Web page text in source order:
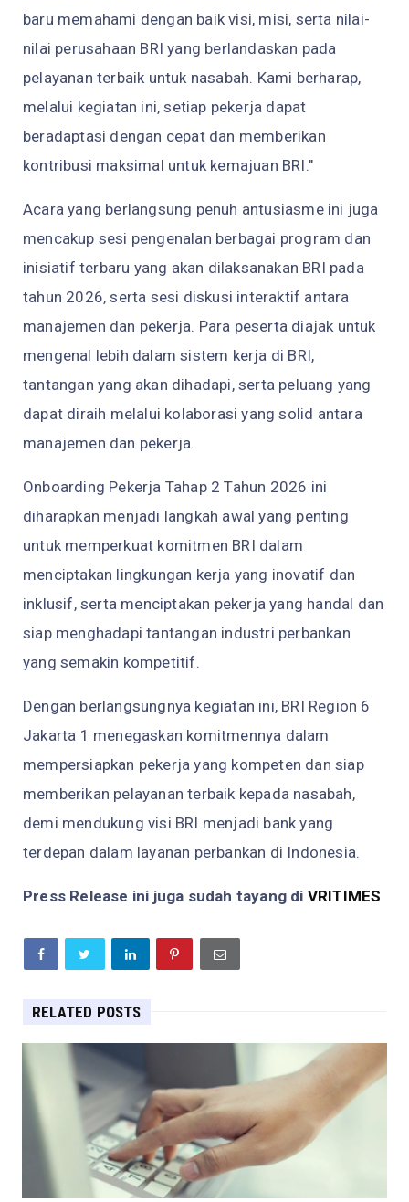
baru memahami dengan baik visi, misi, serta nilai-
nilai perusahaan BRI yang berlandaskan pada
pelayanan terbaik untuk nasabah. Kami berharap,
melalui kegiatan ini, setiap pekerja dapat
beradaptasi dengan cepat dan memberikan
kontribusi maksimal untuk kemajuan BRI."
Acara yang berlangsung penuh antusiasme ini juga
mencakup sesi pengenalan berbagai program dan
inisiatif terbaru yang akan dilaksanakan BRI pada
tahun 2026, serta sesi diskusi interaktif antara
manajemen dan pekerja. Para peserta diajak untuk
mengenal lebih dalam sistem kerja di BRI,
tantangan yang akan dihadapi, serta peluang yang
dapat diraih melalui kolaborasi yang solid antara
manajemen dan pekerja.
Onboarding Pekerja Tahap 2 Tahun 2026 ini
diharapkan menjadi langkah awal yang penting
untuk memperkuat komitmen BRI dalam
menciptakan lingkungan kerja yang inovatif dan
inklusif, serta menciptakan pekerja yang handal dan
siap menghadapi tantangan industri perbankan
yang semakin kompetitif.
Dengan berlangsungnya kegiatan ini, BRI Region 6
Jakarta 1 menegaskan komitmennya dalam
mempersiapkan pekerja yang kompeten dan siap
memberikan pelayanan terbaik kepada nasabah,
demi mendukung visi BRI menjadi bank yang
terdepan dalam layanan perbankan di Indonesia.
Press Release ini juga sudah tayang di VRITIMES
RELATED POSTS